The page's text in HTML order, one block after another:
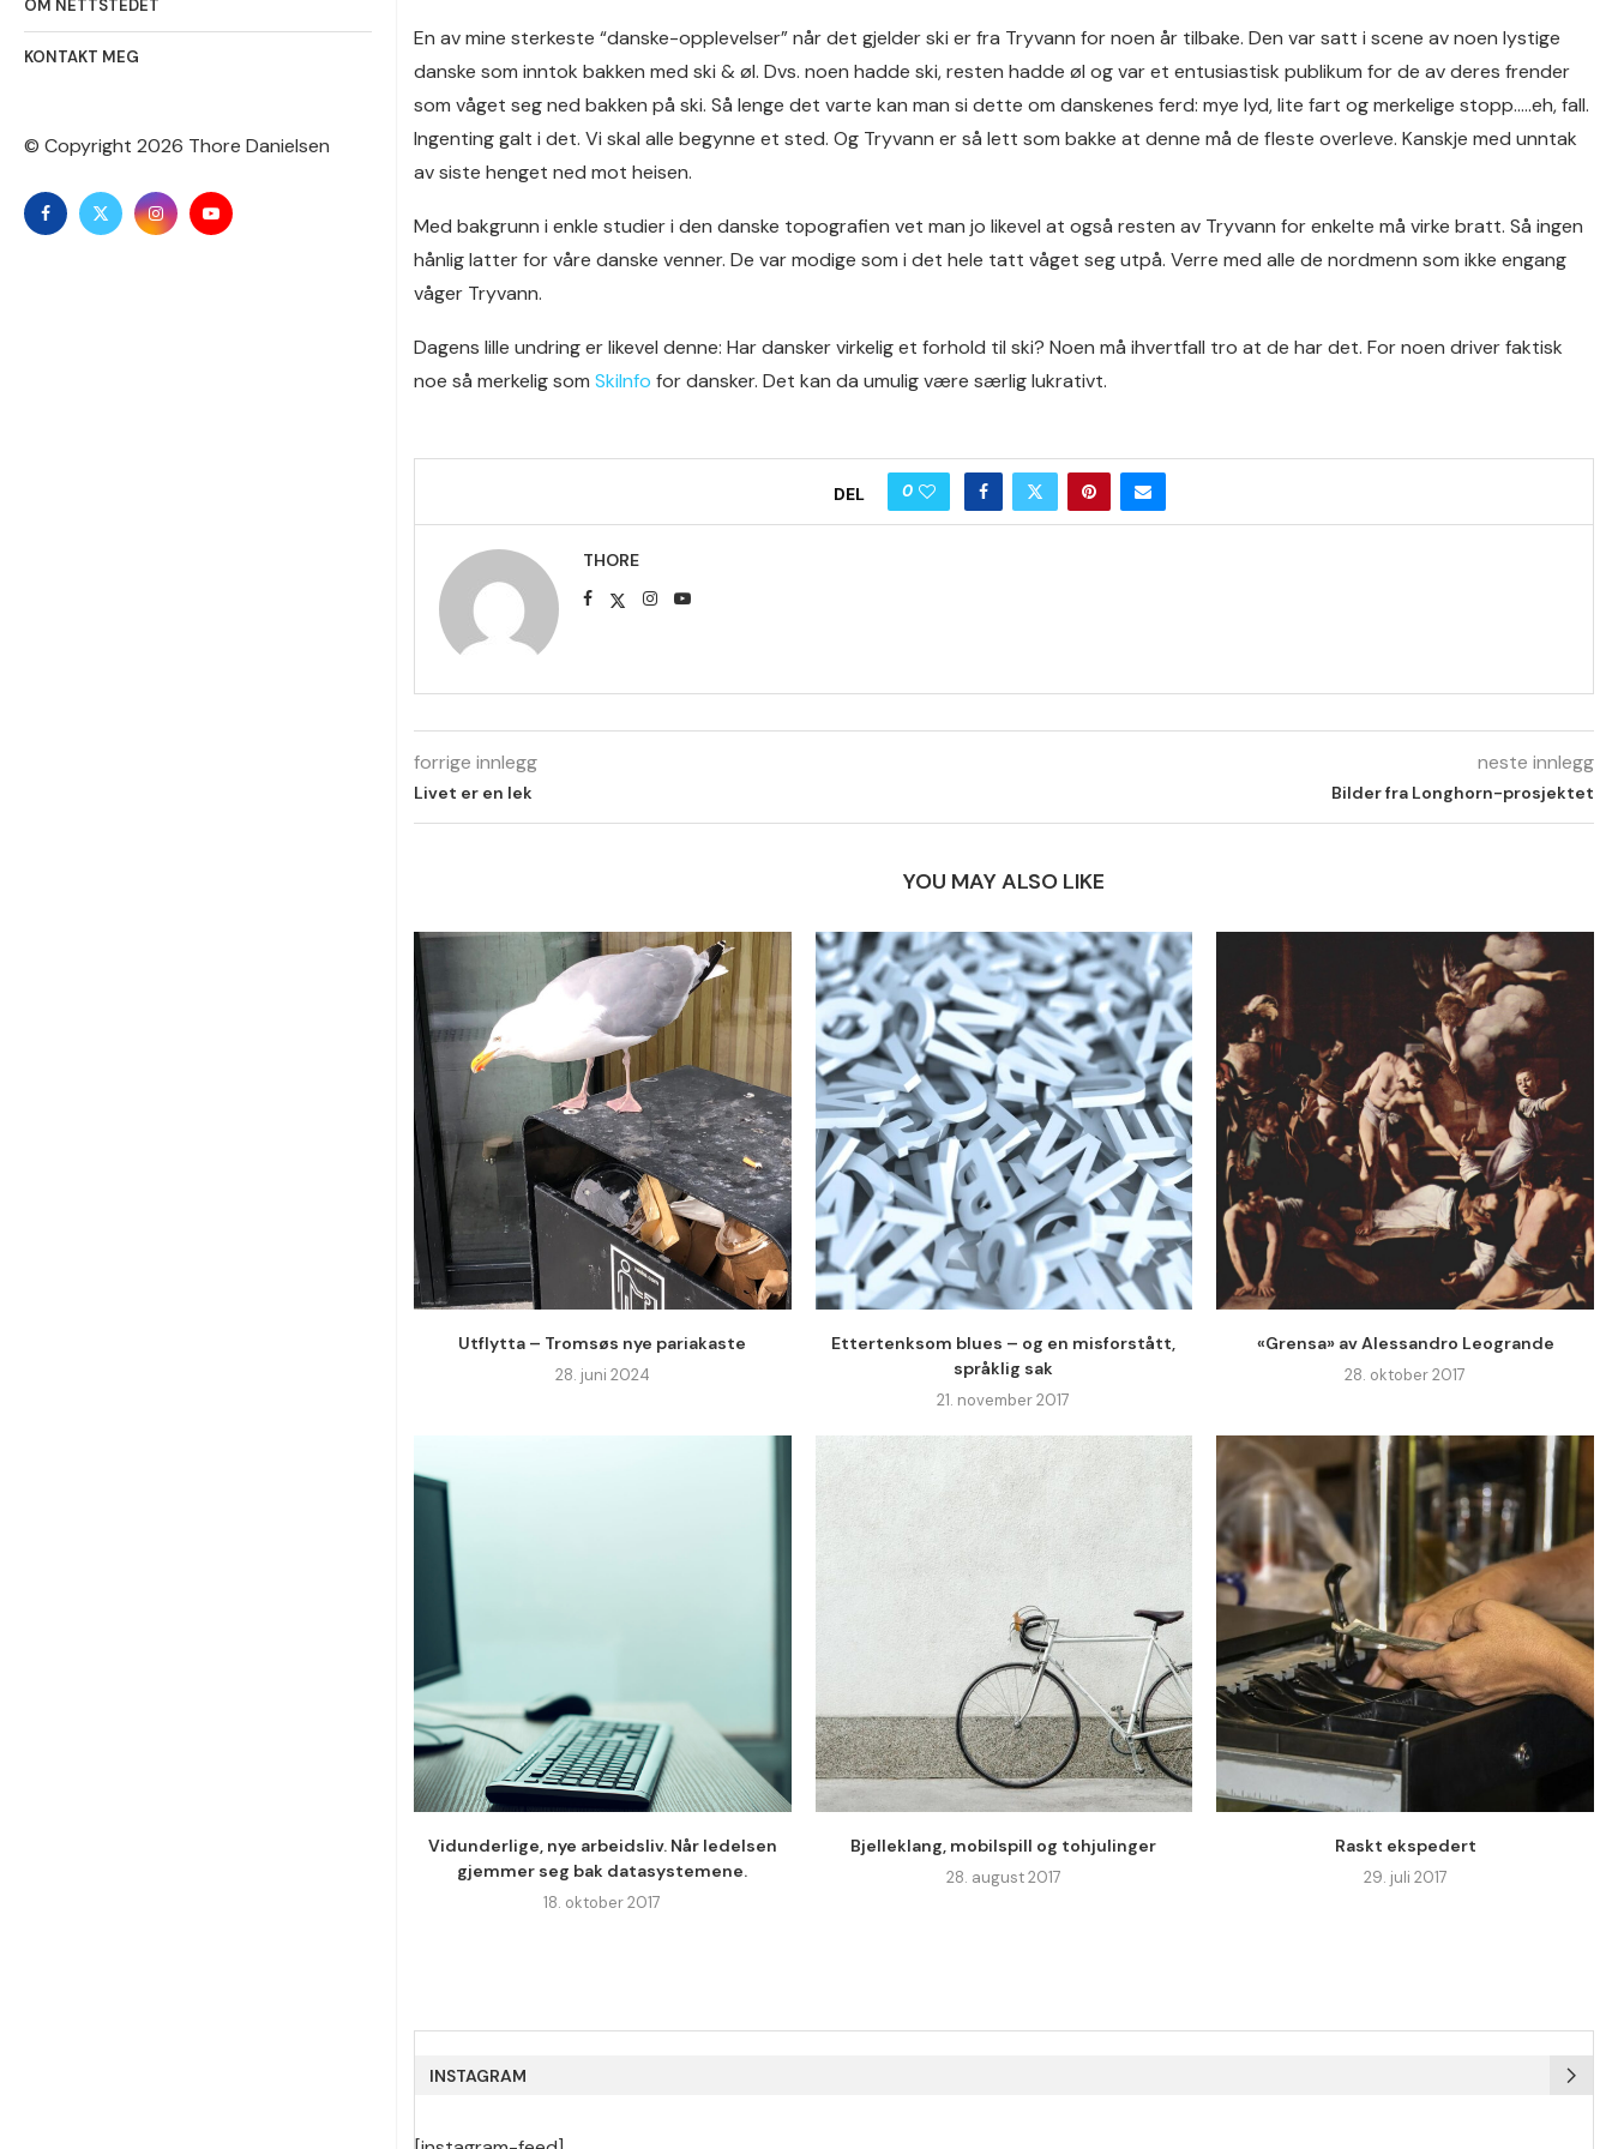
OM NETTSTEDET
KONTAKT MEG
© Copyright 2026 Thore Danielsen
En av mine sterkeste “danske-opplevelser” når det gjelder ski er fra Tryvann for noen år tilbake. Den var satt i scene av noen lystige
danske som inntok bakken med ski & øl. Dvs. noen hadde ski, resten hadde øl og var et entusiastisk publikum for de av deres frender
som våget seg ned bakken på ski. Så lenge det varte kan man si dette om danskenes ferd: mye lyd, lite fart og merkelige stopp…..eh, fall.
Ingenting galt i det. Vi skal alle begynne et sted. Og Tryvann er så lett som bakke at denne må de fleste overleve. Kanskje med unntak
av siste henget ned mot heisen.
Med bakgrunn i enkle studier i den danske topografien vet man jo likevel at også resten av Tryvann for enkelte må virke bratt. Så ingen
hånlig latter for våre danske venner. De var modige som i det hele tatt våget seg utpå. Verre med alle de nordmenn som ikke engang
våger Tryvann.
Dagens lille undring er likevel denne: Har dansker virkelig et forhold til ski? Noen må ihvertfall tro at de har det. For noen driver faktisk
noe så merkelig som SkiInfo for dansker. Det kan da umulig være særlig lukrativt.
DEL 0
THORE
forrige innlegg
Livet er en lek
neste innlegg
Bilder fra Longhorn-prosjektet
YOU MAY ALSO LIKE
Utflytta – Tromsøs nye pariakaste
28. juni 2024
Ettertenksom blues – og en misforstått,
språklig sak
21. november 2017
«Grensa» av Alessandro Leogrande
28. oktober 2017
Vidunderlige, nye arbeidsliv. Når ledelsen
gjemmer seg bak datasystemene.
18. oktober 2017
Bjelleklang, mobilspill og tohjulinger
28. august 2017
Raskt ekspedert
29. juli 2017
INSTAGRAM